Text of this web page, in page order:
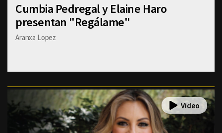
Cumbia Pedregal y Elaine Haro
presentan "Regálame"
Aranxa Lopez